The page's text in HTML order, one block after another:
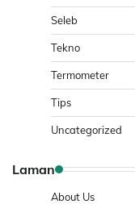
Seleb
Tekno
Termometer
Tips
Uncategorized
Laman
About Us